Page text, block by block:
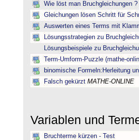
Wie löst man Bruchgleichungen ?
Gleichungen lösen Schritt für
Auswerten eines Terms mit
Lösungsstrategien zu
Lösungsbeispiele zu
Term-Umform-Puzzle (mathe-
binomische Formeln:Herleitung
Falsch gekürzt MATHE-ONLINE
Variablen und
Bruchterme kürzen - Test